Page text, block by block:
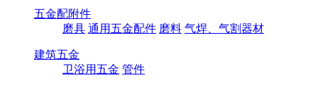
五金配附件
磨具 通用五金配件 磨料 气焊、气割器材
建筑五金
卫浴用五金 管件